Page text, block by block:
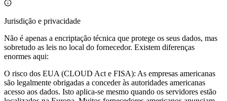
Jurisdição e privacidade
Não é apenas a encriptação técnica que protege os seus dados, mas
sobretudo as leis no local do fornecedor. Existem diferenças
enormes aqui:
O risco dos EUA (CLOUD Act e FISA): As empresas americanas
são legalmente obrigadas a conceder às autoridades americanas
acesso aos dados. Isto aplica-se mesmo quando os servidores estão